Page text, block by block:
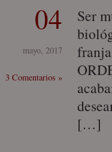
04
mayo, 2017
3 Comentarios »
Ser
[…]